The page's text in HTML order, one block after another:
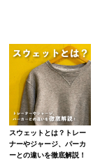
スウェットとは？トレー
ナーやジャージ、パーカ
ーとの違いを徹底解説！